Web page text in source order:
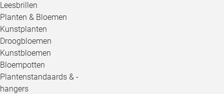
Leesbrillen
Planten & Bloemen
Kunstplanten
Droogbloemen
Kunstbloemen
Bloempotten
Plantenstandaards & -
hangers